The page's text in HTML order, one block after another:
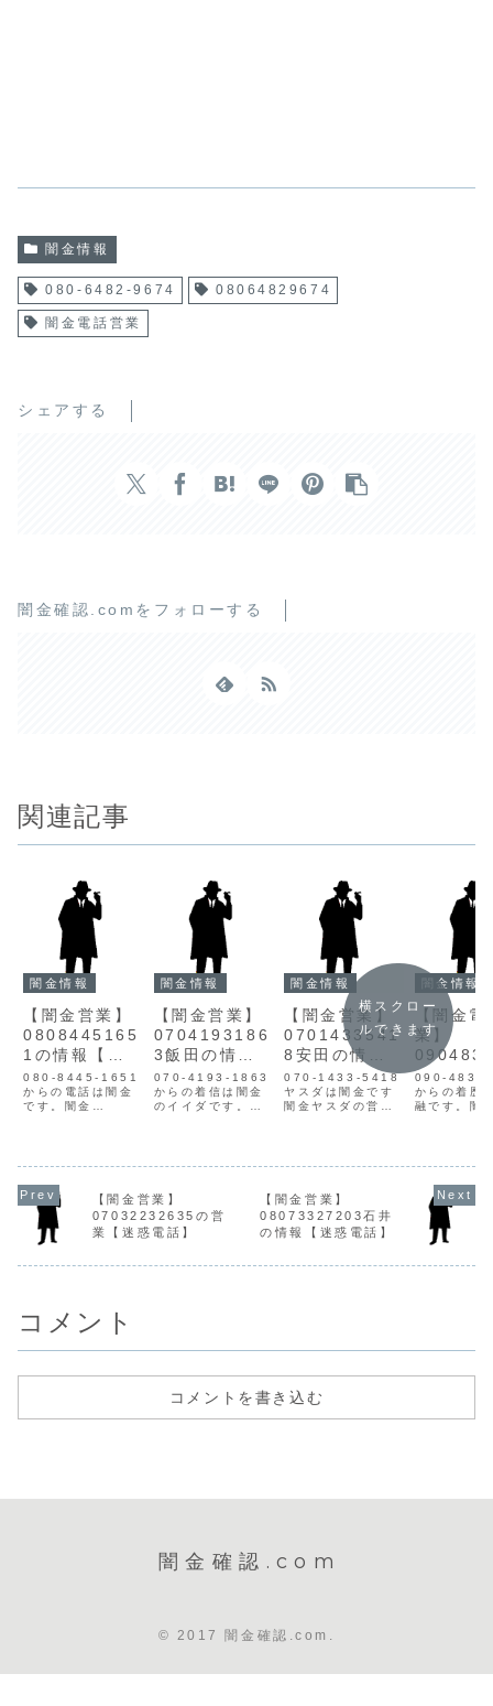
闇金情報
080-6482-9674 08064829674
闇金電話営業
シェアする
闇金確認.comをフォローする
関連記事
闇金情報
【闇金営業】
0808445165
1の情報【迷
惑電話】
080-8445-1651
からの電話は闇金
です。闇金
登録もなく、信用
情報がありませ
ん。取り立て時は
攻撃的な言葉遣い
になり、嫌がらせ
を始めます。非常
闇金情報
【闇金営業】
0704193186
3飯田の情報
【迷惑電話】
070-4193-1863
からの着信は闇金
のイイダです。闇
ブロックされ、い
つまでも利息を要
求してきます。口
座情報や個人情報
しまうと、このよ
闇金情報
【闇金営業】
0701433541
8安田の情報
【迷惑電話】
070-1433-5418
ヤスダは闇金です
闇金ヤスダの営業
は完済ブロックを
してくる非常に悪
質な闇金です。最
初は少額融資しか
済すれば条件が良
闇金情報
【闇金電
業】
9の情報
090-
からの着歴
融です。闇
の案内をし
す。しかし
手のひらを
暴利となり
断ればキャ
料の主張や
横スクロー
ルできます
【闇金営業】
07032232635の営
業【迷惑電話】
【闇金営業】
08073327203石井
の情報【迷惑電話】
コメント
コメントを書き込む
闇金確認.com
© 2017 闇金確認.com.